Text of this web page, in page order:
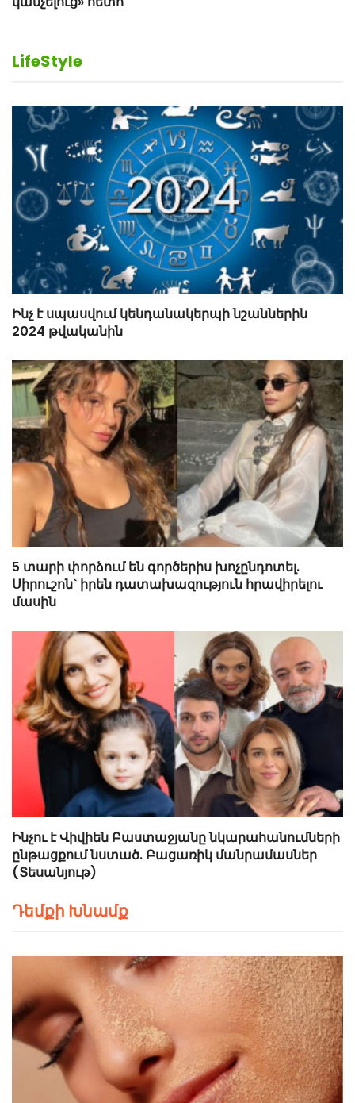
LifeStyle
Ինչ է սպասվում կենդանակերպի նշաններին
2024 թվականին
5 տարի փորձում են գործերիս խոչընդոտել.
Սիրուշոն` իրեն դատախազություն հրավիրելու
մասին
Ինչու է Վիվիեն Բաստաջյանը նկարահանումների
ընթացքում նստած. Բացառիկ մանրամասներ
(Տեսանյութ)
Դեմքի Խնամք